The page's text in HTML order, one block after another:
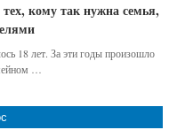
кому так нужна семья,
18 лет. За эти годы произошло
…